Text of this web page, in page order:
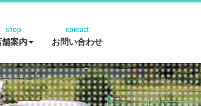
shop
舗案内
contact
お問い合わせ